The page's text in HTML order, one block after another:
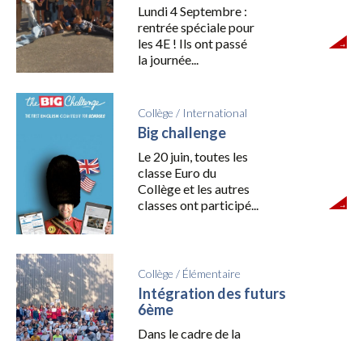
Lundi 4 Septembre :
rentrée spéciale pour
les 4E ! Ils ont passé
la journée...
Collège / International
Big challenge
Le 20 juin, toutes les
classe Euro du
Collège et les autres
classes ont participé...
Collège / Élémentaire
Intégration des futurs
6ème
Dans le cadre de la